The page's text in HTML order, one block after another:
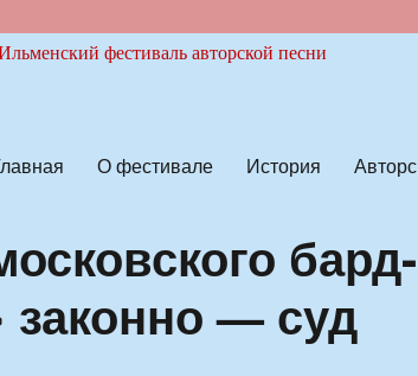
О фестивале История
бард-
законно — суд